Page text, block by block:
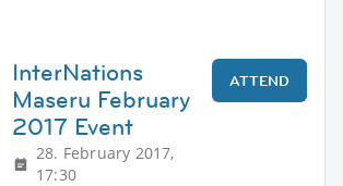
InterNations
Maseru February
2017 Event
28. February 2017,
17:30
ATTEND